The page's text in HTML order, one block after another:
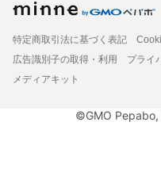
特定商取引法に基づく表記
広告識別子の取得・利用
プライ
メディアキット
©GMO